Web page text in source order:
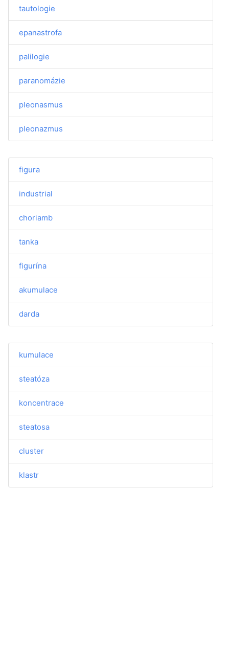
tautologie
epanastrofa
palilogie
paranomázie
pleonasmus
pleonazmus
figura
industrial
choriamb
tanka
figurína
akumulace
darda
kumulace
steatóza
koncentrace
steatosa
cluster
klastr